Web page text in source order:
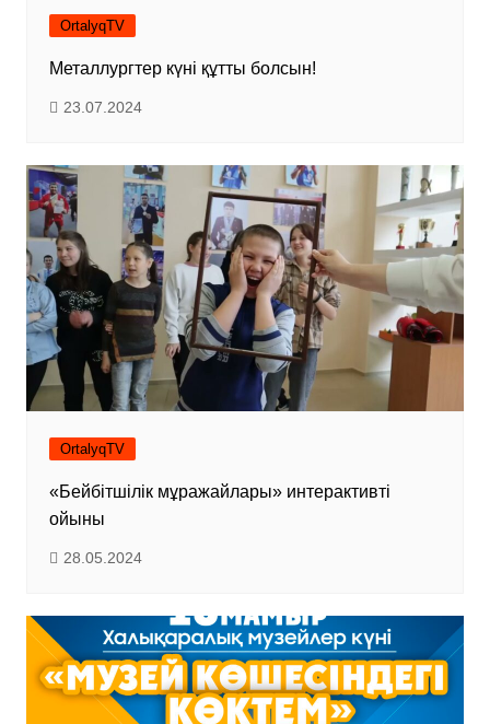
OrtalyqTV
Металлургтер күні құтты болсын!
23.07.2024
OrtalyqTV
«Бейбітшілік мұражайлары» интерактивті
ойыны
28.05.2024